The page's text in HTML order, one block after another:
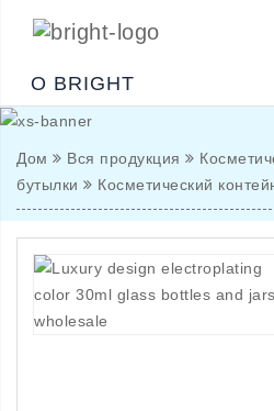
О BRIGHT
Дом Вся продукция
бутылки
Косметический